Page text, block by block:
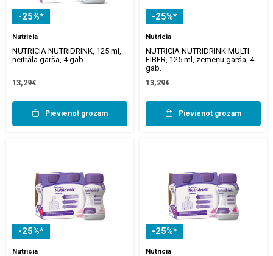
-25%*
Nutricia
NUTRICIA NUTRIDRINK, 125 ml,
neitrāla garša, 4 gab.
13,29€
Pievienot grozam
-25%*
Nutricia
NUTRICIA NUTRIDRINK MULTI
FIBER, 125 ml, zemeņu garša, 4
gab.
13,29€
Pievienot grozam
-25%*
Nutricia
-25%*
Nutricia